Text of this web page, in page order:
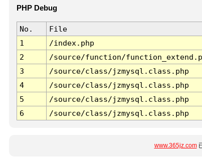
PHP Debug
No. File
1
/index.php
2
/source/function/
3
/source/class/jzmysql.class.php
4
/source/class/jzmysql.class.php
5
/source/class/jzmysql.class.php
6
/source/class/jzmysql.class.php
www.365jz.com